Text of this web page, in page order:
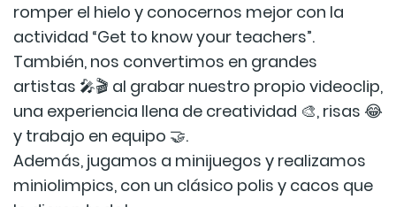
romper el hielo y conocernos mejor con la
actividad “Get to know your teachers”.
También, nos convertimos en grandes
artistas 🎤🎬 al grabar nuestro propio videoclip,
una experiencia llena de creatividad 🎨, risas 😂
y trabajo en equipo 🤝.
Además, jugamos a minijuegos y realizamos
miniolimpics, con un clásico polis y cacos que